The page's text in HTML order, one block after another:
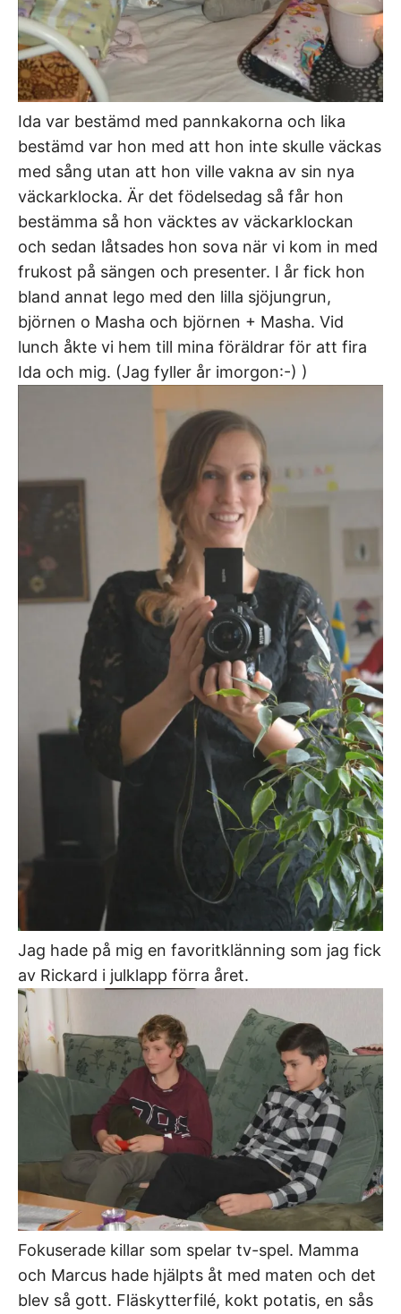
Ida var bestämd med pannkakorna och lika
bestämd var hon med att hon inte skulle väckas
med sång utan att hon ville vakna av sin nya
väckarklocka. Är det födelsedag så får hon
bestämma så hon väcktes av väckarklockan
och sedan låtsades hon sova när vi kom in med
frukost på sängen och presenter. I år fick hon
bland annat lego med den lilla sjöjungrun,
björnen o Masha och björnen + Masha. Vid
lunch åkte vi hem till mina föräldrar för att fira
Ida och mig. (Jag fyller år imorgon:-) )
Jag hade på mig en favoritklänning som jag fick
av Rickard i julklapp förra året.
Fokuserade killar som spelar tv-spel. Mamma
och Marcus hade hjälpts åt med maten och det
blev så gott. Fläskytterfilé, kokt potatis, en sås